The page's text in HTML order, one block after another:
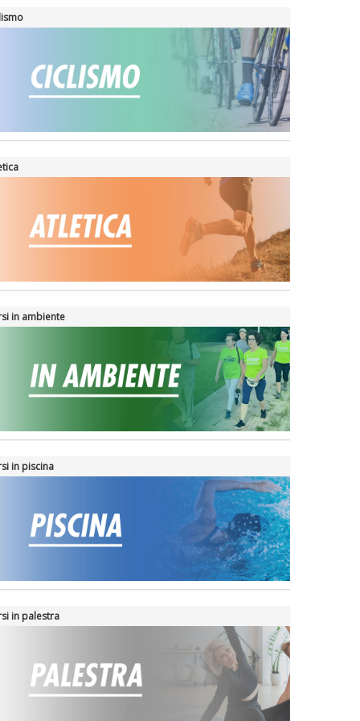
in ambiente
in piscina
in palestra